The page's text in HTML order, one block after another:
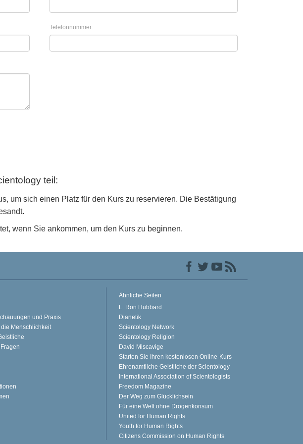
Telefonnummer:
teil:
um sich einen Platz für den Kurs zu reservieren. Die Bestätigung
wenn Sie ankommen, um den Kurs zu beginnen.
und Praxis
die Menschlichkeit
Ähnliche Seiten
L. Ron Hubbard
Dianetik
Scientology Network
Scientology Religion
David Miscavige
Starten Sie Ihren kostenlosen Online-Kurs
Ehrenamtliche Geistliche der Scientology
International Association of Scientologists
Freedom Magazine
Der Weg zum Glücklichsein
Für eine Welt ohne Drogenkonsum
United for Human Rights
Youth for Human Rights
Citizens Commission on Human Rights